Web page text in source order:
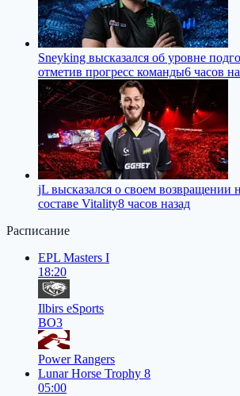
Sneyking высказался об уровне
отметив прогресс команды6 часов
jL высказался о своем возвращении
составе Vitality8 часов назад
Расписание
EPL Masters I
18:20
Ilbirs eSports
BO3
Power Rangers
Lunar Horse Trophy 8
05:00